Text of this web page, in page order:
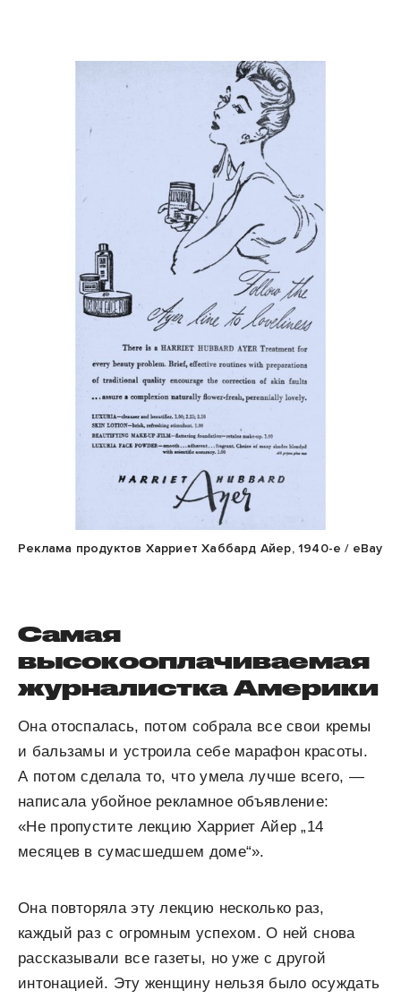
Реклама продуктов Харриет Хаббард Айер, 1940-е / eBay
Самая
высокооплачиваемая
журналистка Америки
Она отоспалась, потом собрала все свои кремы
и бальзамы и устроила себе марафон красоты.
А потом сделала то, что умела лучше всего, —
написала убойное рекламное объявление:
«Не пропустите лекцию Харриет Айер „14
месяцев в сумасшедшем доме“».
Она повторяла эту лекцию несколько раз,
каждый раз с огромным успехом. О ней снова
рассказывали все газеты, но уже с другой
интонацией. Эту женщину нельзя было осуждать